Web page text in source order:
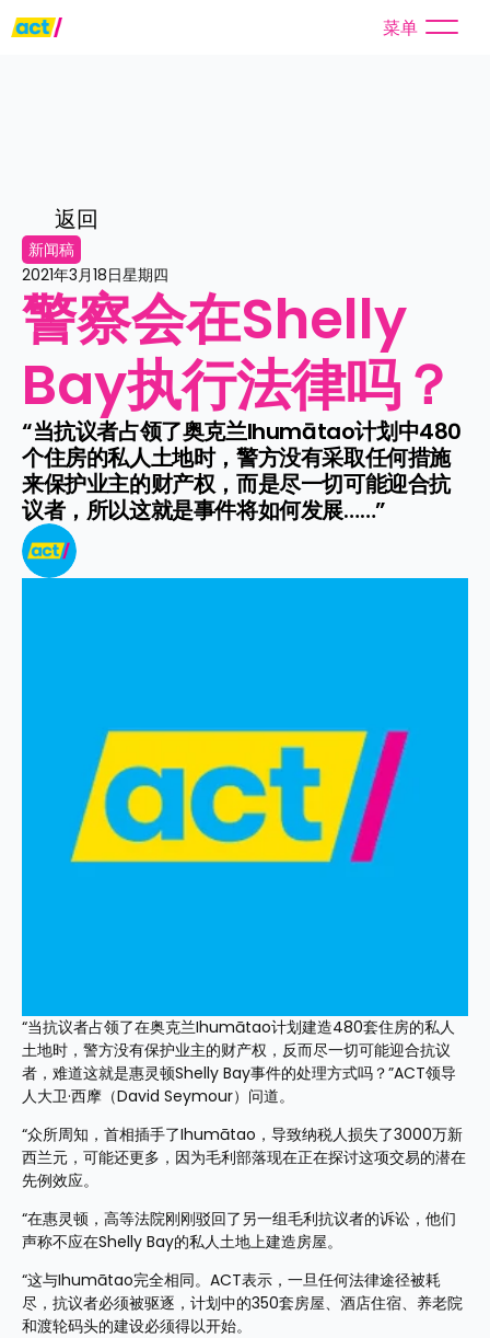
菜单
返回
新闻稿
2021年3月18日星期四
警察会在Shelly
Bay执行法律吗？
“当抗议者占领了奥克兰Ihumātao计划中480
个住房的私人土地时，警方没有采取任何措施
来保护业主的财产权，而是尽一切可能迎合抗
议者，所以这就是事件将如何发展……”
“当抗议者占领了在奥克兰Ihumātao计划建造480套住房的私人
土地时，警方没有保护业主的财产权，反而尽一切可能迎合抗议
者，难道这就是惠灵顿Shelly Bay事件的处理方式吗？”ACT领导
人大卫·西摩（David Seymour）问道。
“众所周知，首相插手了Ihumātao，导致纳税人损失了3000万新
西兰元，可能还更多，因为毛利部落现在正在探讨这项交易的潜在
先例效应。
“在惠灵顿，高等法院刚刚驳回了另一组毛利抗议者的诉讼，他们
声称不应在Shelly Bay的私人土地上建造房屋。
“这与Ihumātao完全相同。ACT表示，一旦任何法律途径被耗
尽，抗议者必须被驱逐，计划中的350套房屋、酒店住宿、养老院
和渡轮码头的建设必须得以开始。